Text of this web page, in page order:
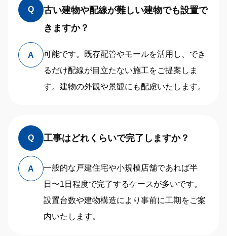
Q
古い建物や配線が難しい建物でも設置で
きますか？
A
可能です。既存配管やモールを活用し、でき
るだけ配線が目立たない施工をご提案しま
す。建物の外観や景観にも配慮いたします。
Q 工事はどれくらいで完了しますか？
A
一般的な戸建住宅や小規模店舗であれば半
日〜1日程度で完了するケースが多いです。
設置台数や建物構造により事前に工期をご案
内いたします。